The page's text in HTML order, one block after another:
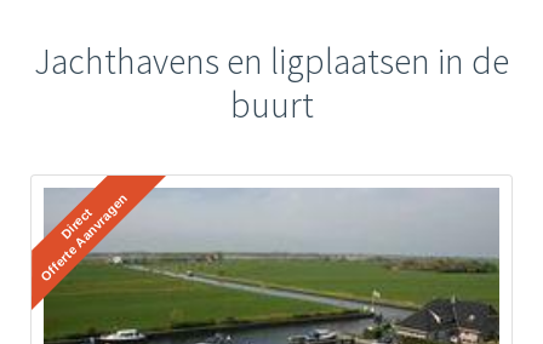
Jachthavens en ligplaatsen in de
buurt